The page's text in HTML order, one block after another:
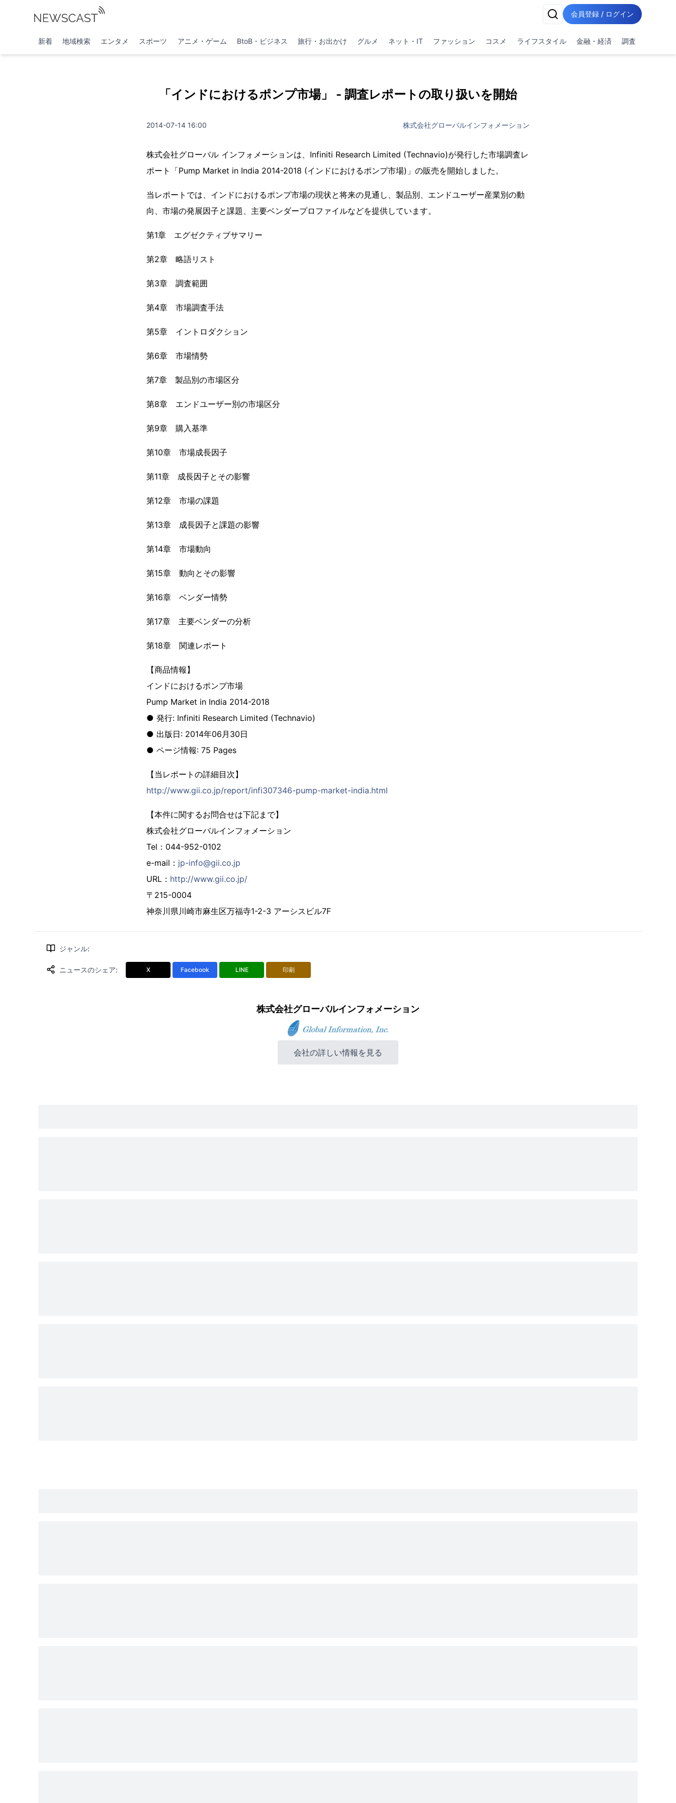
会員登録 / ログイン
新着 地域検索 エンタメ スポーツ アニメ・ゲーム BtoB・ビジネス 旅行・お出かけ グルメ ネット・IT ファッション コスメ ライフスタイル 金融・経済 調査
「インドにおけるポンプ市場」 - 調査レポートの取り扱いを開始
2014-07-14 16:00 株式会社グローバルインフォメーション
株式会社グローバル インフォメーションは、Infiniti Research Limited (Technavio)が発行した市場調査レ
ポート「Pump Market in India 2014-2018 (インドにおけるポンプ市場)」の販売を開始しました。
当レポートでは、インドにおけるポンプ市場の現状と将来の見通し、製品別、エンドユーザー産業別の動
向、市場の発展因子と課題、主要ベンダープロファイルなどを提供しています。
第1章 エグゼクティブサマリー
第2章 略語リスト
第3章 調査範囲
第4章 市場調査手法
第5章 イントロダクション
第6章 市場情勢
第7章 製品別の市場区分
第8章 エンドユーザー別の市場区分
第9章 購入基準
第10章 市場成長因子
第11章 成長因子とその影響
第12章 市場の課題
第13章 成長因子と課題の影響
第14章 市場動向
第15章 動向とその影響
第16章 ベンダー情勢
第17章 主要ベンダーの分析
第18章 関連レポート
【商品情報】
インドにおけるポンプ市場
Pump Market in India 2014-2018
● 発行: Infiniti Research Limited (Technavio)
● 出版日: 2014年06月30日
● ページ情報: 75 Pages
【当レポートの詳細目次】
http://www.gii.co.jp/report/infi307346-pump-market-india.html
【本件に関するお問合せは下記まで】
株式会社グローバルインフォメーション
Tel：044-952-0102
e-mail： jp-info@gii.co.jp
URL： http://www.gii.co.jp/
〒215-0004
神奈川県川崎市麻生区万福寺1-2-3 アーシスビル7F
ジャンル:
ニュースのシェア: X Facebook LINE 印刷
株式会社グローバルインフォメーション
会社の詳しい情報を見る